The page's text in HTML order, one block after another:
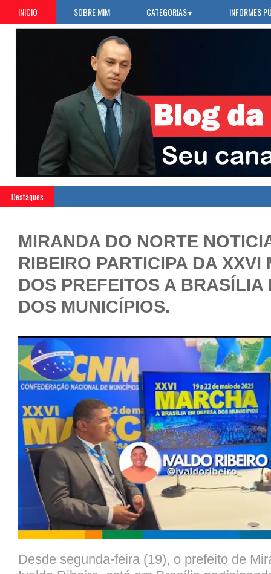
INICIO SOBRE MIM CATEGORIAS▼ INFORMES
Destaques
MIRANDA DO NORTE
RIBEIRO PARTICIPA DA XXVI
DOS PREFEITOS A BRASÍLIA
DOS MUNICÍPIOS.
Desde segunda-feira (19), o prefeito de